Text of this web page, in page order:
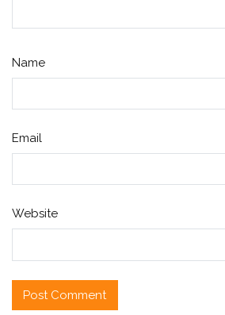
Name
Email
Website